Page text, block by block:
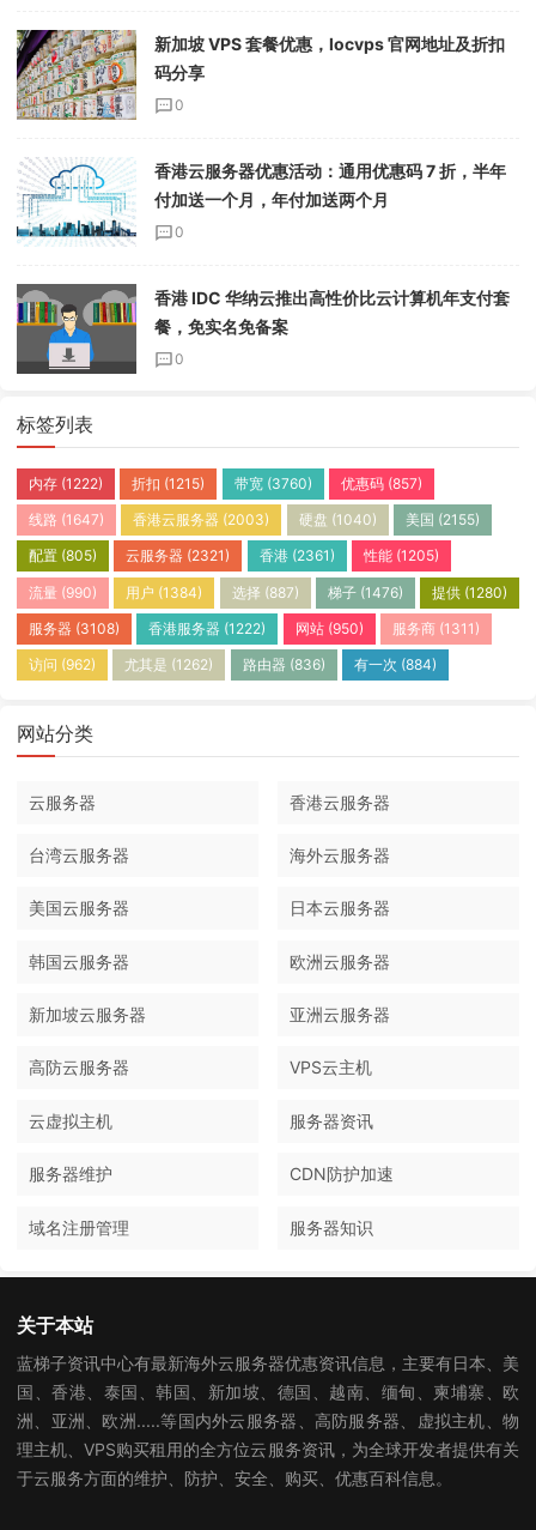
新加坡 VPS 套餐优惠，locvps 官网地址及折扣
码分享
0
香港云服务器优惠活动：通用优惠码 7 折，半年
付加送一个月，年付加送两个月
0
香港 IDC 华纳云推出高性价比云计算机年支付套
餐，免实名免备案
0
标签列表
内存 (1222) 折扣 (1215) 带宽(3760) 优惠码(857)
线路 (1647) 香港云服务器 (2003) 硬盘 (1040) 美国 (2155)
配置 (805) 云服务器 (2321) 香港(2361) 性能(1205)
流量 (990) 用户 (1384) 选择 (887) 梯子(1476) 提供 (1280)
服务器 (3108) 香港服务器 (1222) 网站(950) 服务商(1311)
访问 (962) 尤其是 (1262) 路由器 (836) 有一次 (884)
网站分类
云服务器 香港云服务器
台湾云服务器 海外云服务器
美国云服务器 日本云服务器
韩国云服务器 欧洲云服务器
新加坡云服务器 亚洲云服务器
高防云服务器 VPS云主机
云虚拟主机 服务器资讯
服务器维护 CDN防护加速
域名注册管理 服务器知识
关于本站
蓝梯子资讯中心有最新海外云服务器优惠资讯信息，主要有日本、美
国、香港、泰国、韩国、新加坡、德国、越南、缅甸、柬埔寨、欧
洲、亚洲、欧洲.....等国内外云服务器、高防服务器、虚拟主机、物
理主机、VPS购买租用的全方位云服务资讯，为全球开发者提供有关
于云服务方面的维护、防护、安全、购买、优惠百科信息。